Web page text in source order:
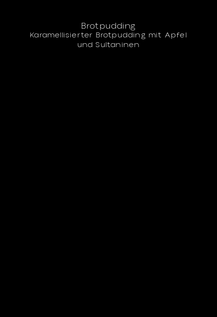
Brotpudding
Karamellisierter Brotpudding mit Apfel
und Sultaninen